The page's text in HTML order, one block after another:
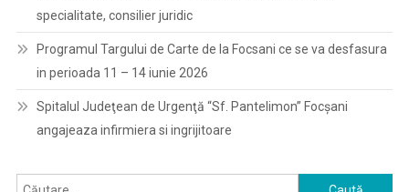
specialitate, consilier juridic
Programul Targului de Carte de la Focsani ce se va desfasura
in perioada 11 – 14 iunie 2026
Spitalul Judeţean de Urgenţă “Sf. Pantelimon” Focşani
angajeaza infirmiera si ingrijitoare
Caută